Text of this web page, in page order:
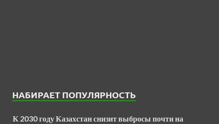
НАБИРАЕТ ПОПУЛЯРНОСТЬ
К 2030 году Казахстан снизит выбросы почти на